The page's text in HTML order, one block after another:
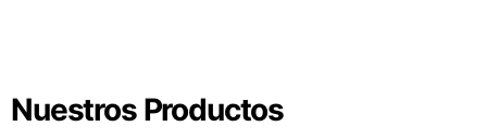
Nuestros Productos